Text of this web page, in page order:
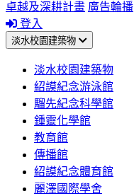
卓越及深耕計畫 廣告輪播
登入
淡水校園建築物
淡水校園建築物
紹謨紀念游泳館
騮先紀念科學館
鍾靈化學館
教育館
傳播館
紹謨紀念體育館
麗澤國際學舍